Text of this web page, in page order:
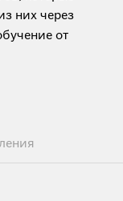
них через
от